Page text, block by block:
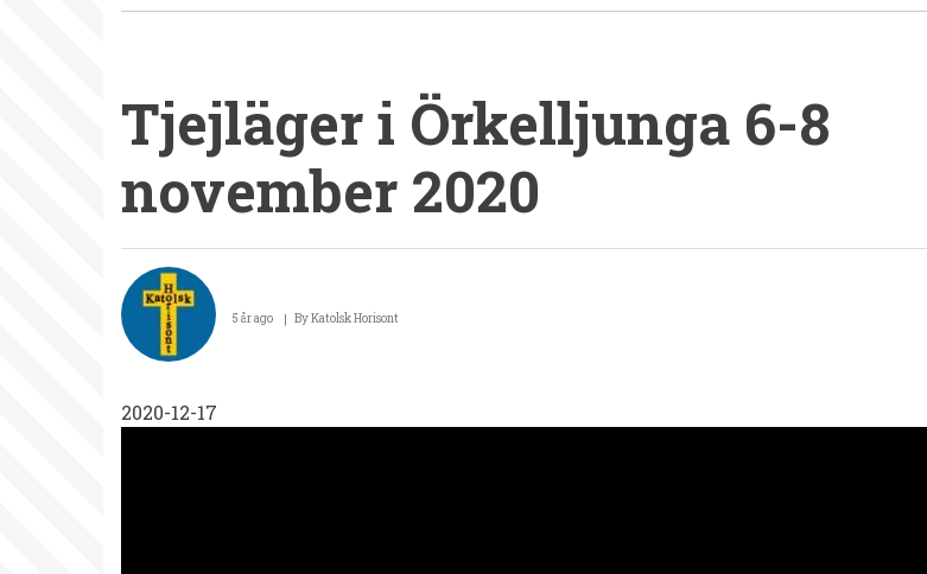
Tjejläger i Örkelljunga 6-8
november 2020
Tjejläger
i
Örkelljunga
8
5 år ago ByKatolsk Horisont
2020-12-17